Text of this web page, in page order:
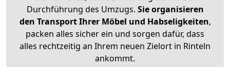
Durchführung des Umzugs. Sie organisieren
den Transport Ihrer Möbel und Habseligkeiten,
packen alles sicher ein und sorgen dafür, dass
alles rechtzeitig an Ihrem neuen Zielort in Rinteln
ankommt.